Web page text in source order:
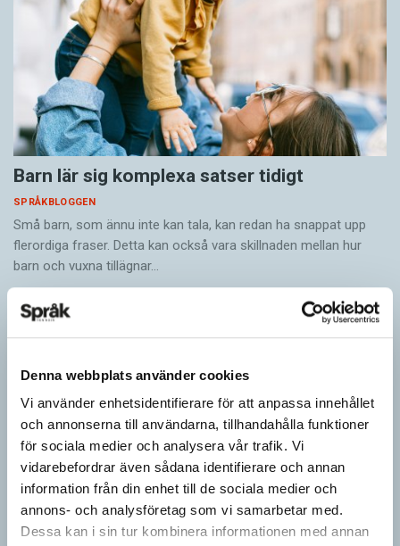
Denna webbplats använder cookies
Vi använder enhetsidentifierare för att anpassa innehållet
och annonserna till användarna, tillhandahålla funktioner
för sociala medier och analysera vår trafik. Vi
vidarebefordrar även sådana identifierare och annan
information från din enhet till de sociala medier och
annons- och analysföretag som vi samarbetar med.
Dessa kan i sin tur kombinera informationen med annan
Barn lär sig komplexa satser tidigt
SPRÅKBLOGGEN
Små barn, som ännu inte kan tala, kan redan ha snappat upp
flerordiga fraser. Detta kan också vara skillnaden mellan hur
barn och vuxna tillägnar…
Ge bort Språktidningen till påsk!